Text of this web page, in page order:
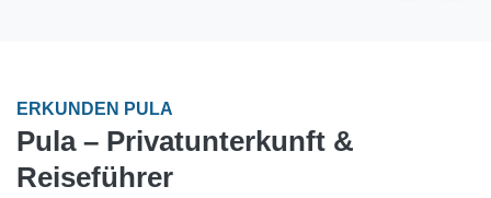
ERKUNDEN PULA
Pula – Privatunterkunft &
Reiseführer